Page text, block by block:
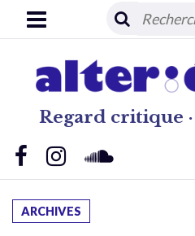
Regard critique
ARCHIVES